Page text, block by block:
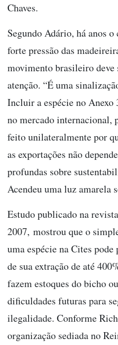
Chaves.
Segundo Adário, há anos
forte pressão das
movimento brasileiro deve
atenção. “É uma
Incluir a espécie no Anexo
no mercado internacional,
feito unilateralmente por
as exportações não
profundas sobre
Acendeu uma luz amarela
Estudo publicado na
2007, mostrou que o
uma espécie na Cites
de sua extração de até
fazem estoques do bicho
dificuldades futuras para
ilegalidade. Conforme
organização sediada no